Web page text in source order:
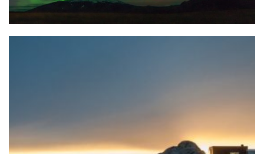
EGESTAS MOTION